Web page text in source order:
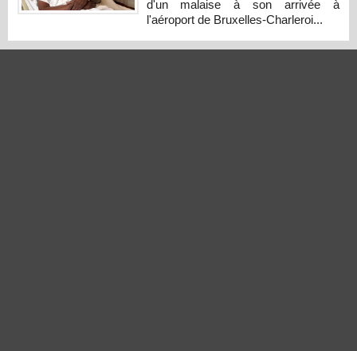
d'un malaise à son arrivée à
l'aéroport de Bruxelles-Charleroi...